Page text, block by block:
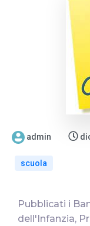
admin
scuola
Pubblicati i
dell'Infanzia,